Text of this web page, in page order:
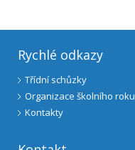
Rychlé odkazy
Třídní schůzky
Organizace školního roku
Kontakty